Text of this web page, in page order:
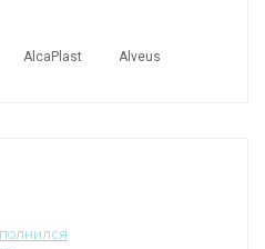
AlcaPlast Alveus